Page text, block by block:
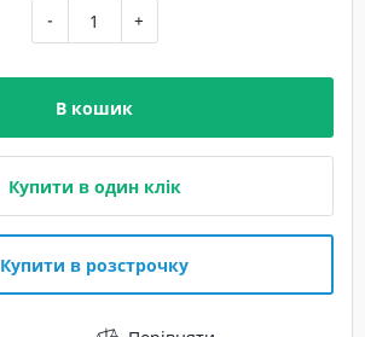
- +
В кошик
Купити в один клік
Купити в розстрочку